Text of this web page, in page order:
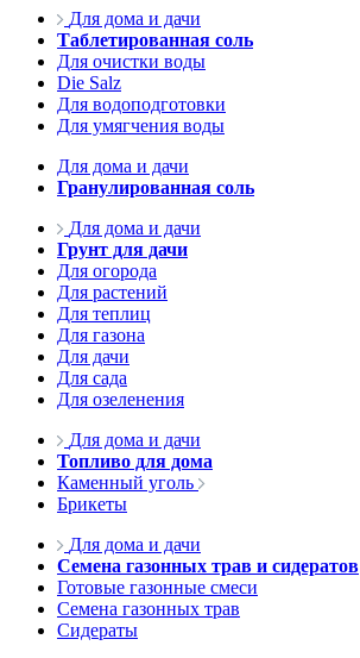
Для дома и дачи
Таблетированная соль
Для очистки воды
Die Salz
Для водоподготовки
Для умягчения воды
Для дома и дачи
Гранулированная соль
Для дома и дачи
Грунт для дачи
Для огорода
Для растений
Для теплиц
Для газона
Для дачи
Для сада
Для озеленения
Для дома и дачи
Топливо для дома
Каменный уголь
Брикеты
Для дома и дачи
Семена газонных трав и сидератов
Готовые газонные смеси
Семена газонных трав
Сидераты